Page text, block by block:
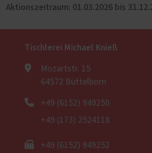
Aktionszeitraum: 01.03.2026 bis
Tischlerei Michael Knieß
Mozartstr. 15
64572 Büttelborn
+49 (6152) 949250
+49 (173) 2524118
+49 (6152) 949252